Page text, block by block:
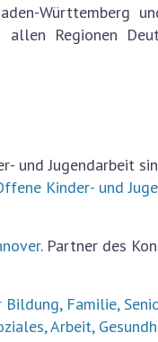
Württemberg
allen Regionen
und Jugendarbeit
Kinder- und
. Partner des
Familie,
Arbeit,